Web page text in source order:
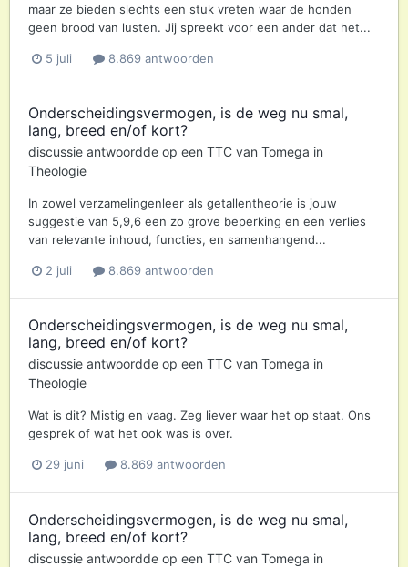
maar ze bieden slechts een stuk vreten waar de honden
geen brood van lusten. Jij spreekt voor een ander dat het...
5 juli 8.869 antwoorden
Onderscheidingsvermogen, is de weg nu smal,
lang, breed en/of kort?
discussie antwoordde op een TTC van Tomega in
Theologie
In zowel verzamelingenleer als getallentheorie is jouw
suggestie van 5,9,6 een zo grove beperking en een verlies
van relevante inhoud, functies, en samenhangend...
2 juli 8.869 antwoorden
Onderscheidingsvermogen, is de weg nu smal,
lang, breed en/of kort?
discussie antwoordde op een TTC van Tomega in
Theologie
Wat is dit? Mistig en vaag. Zeg liever waar het op staat. Ons
gesprek of wat het ook was is over.
29 juni 8.869 antwoorden
Onderscheidingsvermogen, is de weg nu smal,
lang, breed en/of kort?
discussie antwoordde op een TTC van Tomega in